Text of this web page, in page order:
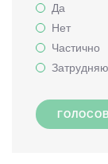
Да
Нет
Частично